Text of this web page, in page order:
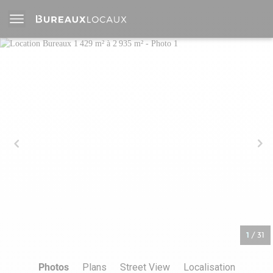
1 / 31
Photos Plans Street View Localisation